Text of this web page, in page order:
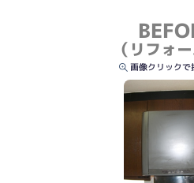
（リフォ
画像クリックで